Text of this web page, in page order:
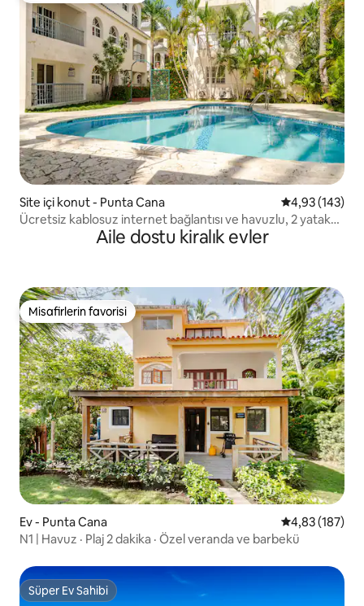
Site içi konut - Punta Cana 5 üzerinden
4,93 (143)
Ücretsiz kablosuz internet bağlantısı ve havuzlu, 2 yatak
odalı şirin konut.Aile dostu kiralık evler
Misafirlerin favorisi
Misafirlerin favorisi
Ev - Punta Cana 5 üzerinden
4,83 (187)
N1 | Havuz · Plaj 2 dakika · Özel veranda ve barbekü
Süper Ev Sahibi
Süper Ev Sahibi